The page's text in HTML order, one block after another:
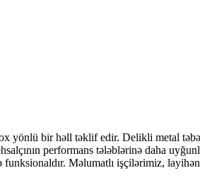
yönlü bir həll təklif edir. Delikli metal
performans tələblərinə daha
Məlumatlı işçilərimiz,